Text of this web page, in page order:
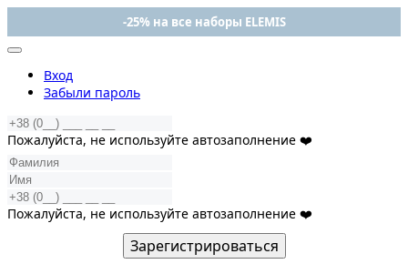
-25% на все наборы ELEMIS
Вход
Забыли пароль
Пожалуйста, не используйте автозаполнение ❤️
Пожалуйста, не используйте автозаполнение ❤️
Зарегистрироваться